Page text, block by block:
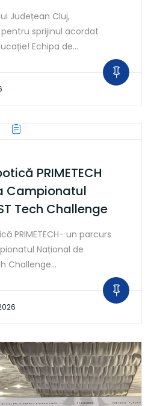
Județean Cluj,
sprijinul acordat
Echipa de…
PRIMETECH
Campionatul
Tech Challenge
PRIMETECH- un parcurs
Național de
Challenge…